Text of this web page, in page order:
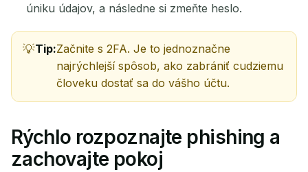
úniku údajov, a následne si zmeňte heslo.
Tip:Začnite s 2FA. Je to jednoznačne
najrýchlejší spôsob, ako zabrániť cudziemu
človeku dostať sa do vášho účtu.
Rýchlo rozpoznajte phishing a
zachovajte pokoj